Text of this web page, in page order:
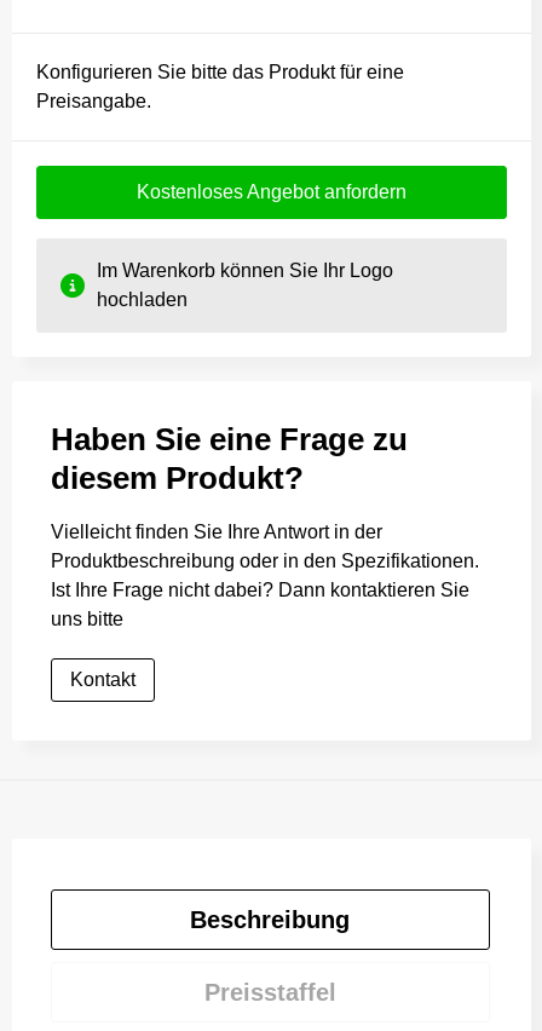
Konfigurieren Sie bitte das Produkt für eine
Preisangabe.
Kostenloses Angebot anfordern
Im Warenkorb können Sie Ihr Logo
hochladen
Haben Sie eine Frage zu
diesem Produkt?
Vielleicht finden Sie Ihre Antwort in der
Produktbeschreibung oder in den Spezifikationen.
Ist Ihre Frage nicht dabei? Dann kontaktieren Sie
uns bitte
Kontakt
Beschreibung
Preisstaffel